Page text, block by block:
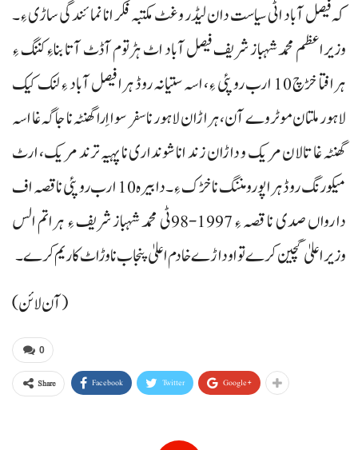
کہ فیصل آباد اٹی سیاست دان لیڈر و غٹ مکتبہ فکر انا نمائندگی ساڑی ءِ۔
وزیراعظم محمد شہباز شریف فیصل آباد اٹ ہڑتوم آڈٹ آتا بناءِ کننگ ءِ
ہرافتا خڑچ 10 ارب روپئی ءِ، اسہ ستیانہ روڈ ہرا فیصل آباد ءِ لنک کیک
لاہور ملتان موٹروے آن، ہراڑان لاہور نا سفر سوااِرا گھنٹہ نا جاگہ غا اسہ
گھنٹہ غا تالان مریک و داڑان زند انا شونداری نا پہیہ ترند مریک، ارٹ
میکو رنگ روڈ ہرا پورو مننگ نا خڑک ءِ۔ دا بیرہ 10 ارب روپئی نا قصہ اف
دا رواں صدی نا قصہ ءِ 1997-98ٹی محمد شہباز شریف ءِ ہراتم الس
وزیراعلیٰ گچین کرے تو او داڑے خادم اعلیٰ پنجاب نا وڑاٹ کاریم کرے۔
(آن لائن)
0
Share Facebook Twitter Google+